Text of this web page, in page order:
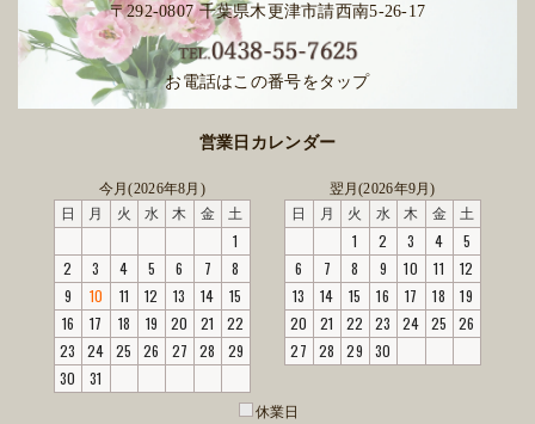
〒292-0807 千葉県木更津市請西南5-26-17
お電話はこの番号をタップ
営業日カレンダー
今月(2026年8月)
日
月 火 水 木 金 土
1
2
3 4 5 6 7
8
9
10 11 12 13 14
15
16
17 18 19 20 21
22
23
24 25 26 27 28
29
30
31
翌月(2026年9月)
日
月 火 水 木 金 土
1 2 3 4
5
6
7 8 9 10 11
12
13
14 15 16 17 18
19
20
21 22 23 24 25
26
27
28 29 30
休業日